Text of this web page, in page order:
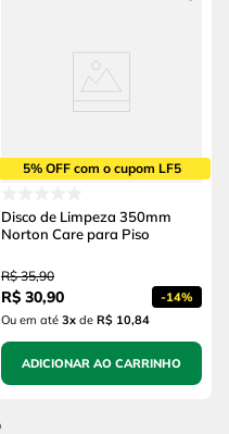
5% OFF com o cupom LF5
Disco de Limpeza 350mm
Norton Care para Piso
R$ 35,90
R$ 30,90 -14%
Ou em até 3x de R$ 10,84
ADICIONAR AO CARRINHO